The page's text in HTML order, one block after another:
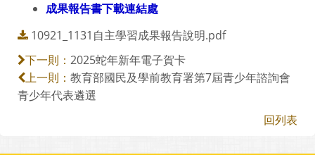
成果報告書下載連結處
10921_1131自主學習成果報告說明.pdf
下一則： 2025蛇年新年電子賀卡
上一則： 教育部國民及學前教育署第7屆青少年諮詢會
青少年代表遴選
回列表